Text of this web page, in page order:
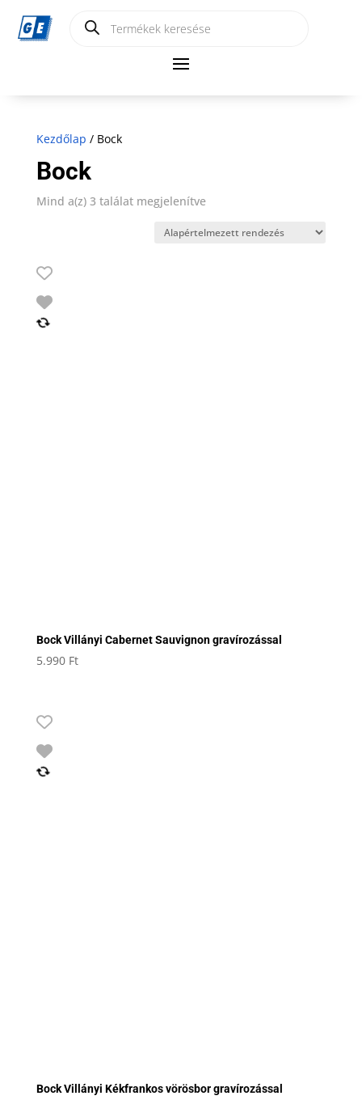
search
Kezdőlap / Bock
Bock
Mind a(z) 3 találat megjelenítve
Bock Villányi Cabernet Sauvignon gravírozással
5.990 Ft
Bock Villányi Kékfrankos vörösbor gravírozással